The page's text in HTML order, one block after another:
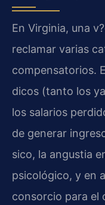
En Virginia, una
reclamar varias
compensatorios.
dicos (tanto los
los salarios
de generar
sico, la angustia
psicológico, y en
consorcio para el